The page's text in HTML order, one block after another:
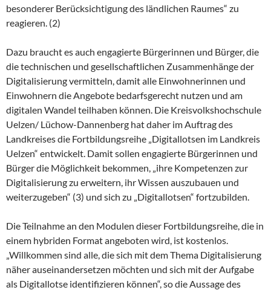
besonderer Berücksichtigung des ländlichen Raumes“ zu
reagieren. (2)
Dazu braucht es auch engagierte Bürgerinnen und Bürger, die
die technischen und gesellschaftlichen Zusammenhänge der
Digitalisierung vermitteln, damit alle Einwohnerinnen und
Einwohnern die Angebote bedarfsgerecht nutzen und am
digitalen Wandel teilhaben können. Die Kreisvolkshochschule
Uelzen/ Lüchow-Dannenberg hat daher im Auftrag des
Landkreises die Fortbildungsreihe „Digitallotsen im Landkreis
Uelzen“ entwickelt. Damit sollen engagierte Bürgerinnen und
Bürger die Möglichkeit bekommen, „ihre Kompetenzen zur
Digitalisierung zu erweitern, ihr Wissen auszubauen und
weiterzugeben“ (3) und sich zu „Digitallotsen“ fortzubilden.
Die Teilnahme an den Modulen dieser Fortbildungsreihe, die in
einem hybriden Format angeboten wird, ist kostenlos.
„Willkommen sind alle, die sich mit dem Thema Digitalisierung
näher auseinandersetzen möchten und sich mit der Aufgabe
als Digitallotse identifizieren können“, so die Aussage des